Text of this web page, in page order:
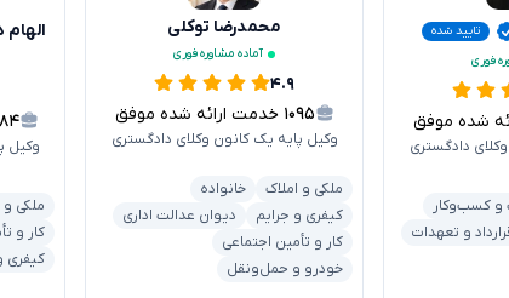
تایید شده
فوری
موفق
دادگستری
کسب‌وکار
و تعهدات
محمدرضا توکلی
آماده مشاوره فوری
۴.۹
۱۰۹۵ خدمت ارائه شده موفق
وکیل پایه یک کانون وکلای دادگستری
ملکی و املاک
خانواده
کیفری و جرایم
دیوان عدالت اداری
کار و تأمین اجتماعی
خودرو و حمل‌ونقل
الهام
وکیل
ملکی و
کار و
کیفری